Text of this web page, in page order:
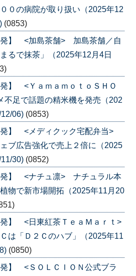
０の病院が取り扱い（2025年12
(0853)
】 <加島茶舗> 加島茶舗／自
るで抹茶」（2025年12月4日
】 <ＹａｍａｍｏｔｏＳＨＯ
足で話題の精米機を発売（202
06) (0853)
】 <メディクック宅配弁当>
ブ広告強化で売上２倍に（2025
30) (0852)
発】 <ナチュ凛> ナチュラル本
物で新市場開拓（2025年11月20
】 <日東紅茶ＴｅａＭａｒｔ>
は「Ｄ２Ｃのハブ」（2025年11
(0850)
】 <ＳＯＬＣＩＯＮ公式ブラ